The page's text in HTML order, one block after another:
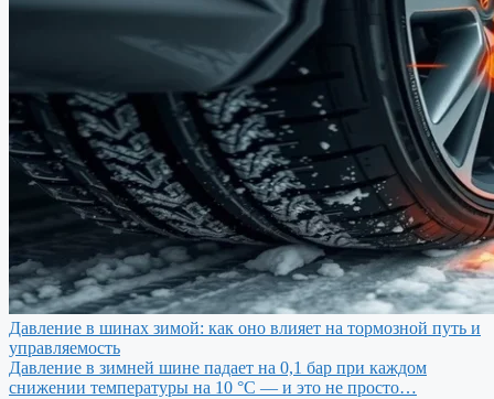
Давление в шинах зимой: как оно влияет на тормозной путь и
управляемость
Давление в зимней шине падает на 0,1 бар при каждом
снижении температуры на 10 °C — и это не просто…